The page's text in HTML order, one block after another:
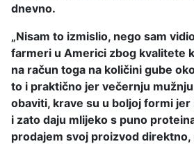
dnevno.
„Nisam to izmislio, nego sam
farmeri u Americi zbog kvalitete
na račun toga na količini gube
to i praktično jer večernju
obaviti, krave su u boljoj formi
i zato daju mlijeko s puno
prodajem svoj proizvod direktno,